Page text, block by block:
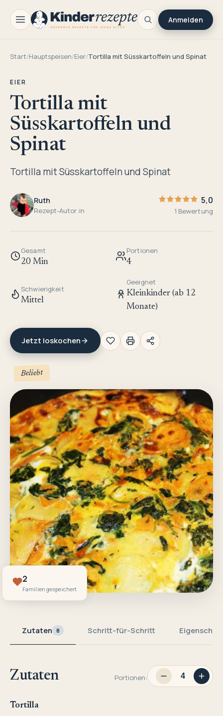
Anmelden
Start/Hauptspeisen/Eier/Tortilla mit Süsskartoffeln und Spinat
EIER
Tortilla mit
Süsskartoffeln und
Spinat
Tortilla mit Süsskartoffeln und Spinat
Ruth
Rezept-Autor:in
5,0
1 Bewertung
Gesamt
20 Min
Portionen
4
Schwierigkeit
Mittel
Geeignet
Kleinkinder (ab 12
Monate)
Jetzt loskochen
Beliebt
2
Familien gespeichert
Zutaten 8 Schritt-für-Schritt
Zutaten Portionen:
Tortilla